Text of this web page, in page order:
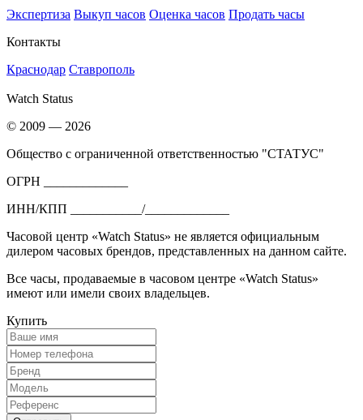
Экспертиза Выкуп часов Оценка часов Продать часы
Контакты
Краснодар Ставрополь
Watch Status
© 2009 — 2026
Общество с ограниченной ответственностью "СТАТУС"
ОГРН _____________
ИНН/КПП ___________/_____________
Часовой центр «Watch Status» не является официальным
дилером часовых брендов, представленных на данном сайте.
Все часы, продаваемые в часовом центре «Watch Status»
имеют или имели своих владельцев.
Купить